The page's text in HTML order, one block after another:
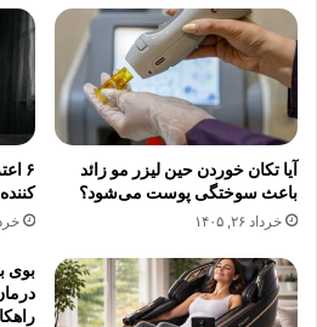
آیا تکان خوردن حین لیزر مو زائد
باعث سوختگی پوست می‌شود؟
خرداد ۲۶, ۱۴۰۵
۶
خرداد
بوی